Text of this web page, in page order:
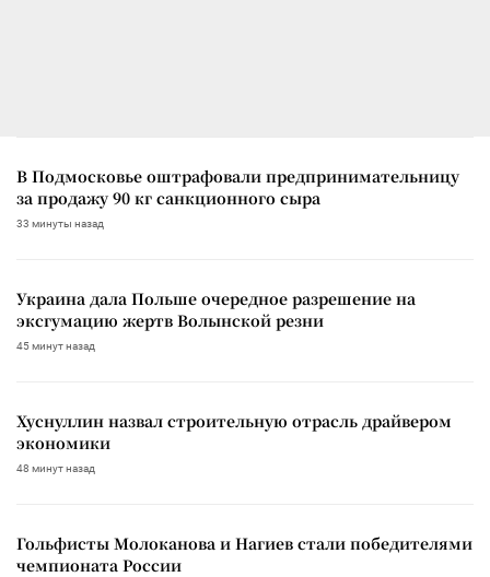
В Подмосковье оштрафовали предпринимательницу
за продажу 90 кг санкционного сыра
33 минуты назад
Украина дала Польше очередное разрешение на
эксгумацию жертв Волынской резни
45 минут назад
Хуснуллин назвал строительную отрасль драйвером
экономики
48 минут назад
Гольфисты Молоканова и Нагиев стали победителями
чемпионата России